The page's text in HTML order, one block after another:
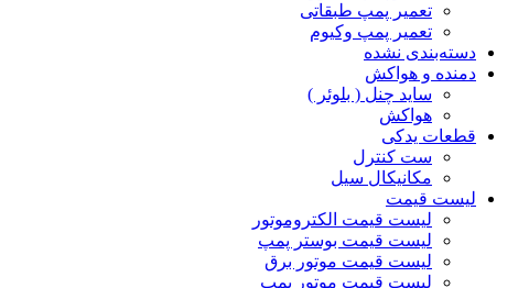
تعمیر پمپ طبقاتی
تعمیر پمپ وکیوم
دسته‌بندی نشده
دمنده و هواکش
ساید چنل ( بلوئر )
هواکش
قطعات یدکی
ست کنترل
مکانیکال سیل
لیست قیمت
لیست قیمت الکتروموتور
لیست قیمت بوستر پمپ
لیست قیمت موتور برق
لیست قیمت موتور پمپ